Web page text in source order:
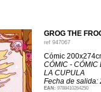
GROG THE
ref 947067
Cómic
CÓMIC - CÓMIC
LA CUPULA
Fecha de salida:
EAN: 9788410264250